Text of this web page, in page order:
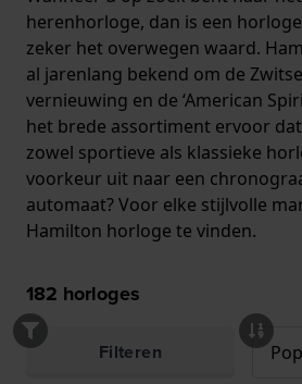
herenhorloge, dan is een
zeker het overwegen waard.
al jarenlang bekend om de
vernieuwing en de ‘American
het brede assortiment ervoor
zowel sportieve als klassieke
voorkeur uit naar een
automaat? Voor elke stijlvolle
Hamilton horloge te vinden.
182 horloges
Filteren